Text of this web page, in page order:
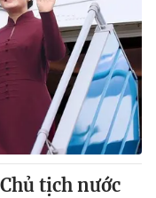
tịch nước